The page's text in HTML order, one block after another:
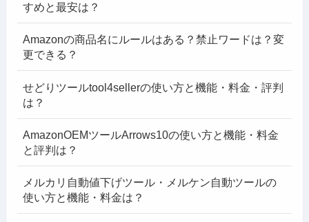
すめと最安は？
Amazonの商品名にルールはある？禁止ワードは？変
更できる？
せどりツールtool4sellerの使い方と機能・料金・評判
は？
AmazonOEMツールArrows10の使い方と機能・料金
と評判は？
メルカリ自動値下げツール・メルケン自動ツールの
使い方と機能・料金は？